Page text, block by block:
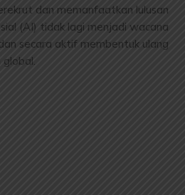
dan memanfaatkan lulusan
(AI) tidak lagi menjadi wacana
secara aktif membentuk ulang